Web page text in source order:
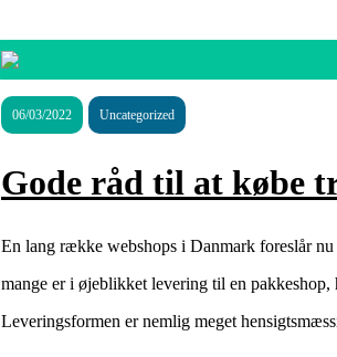
06/03/2022 Uncategorized
Gode råd til at købe
En lang række webshops i Danmark foreslår
mange er i øjeblikket levering til en
Leveringsformen er nemlig meget